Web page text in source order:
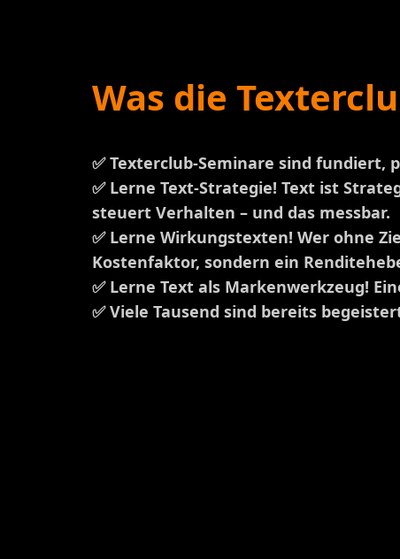
Was die
✅ Texterclub-Seminare sind fundiert,
✅ Lerne Text-Strategie! Text ist
steuert Verhalten – und das messbar.
✅ Lerne Wirkungstexten! Wer ohne
Kostenfaktor, sondern ein
✅ Lerne Text als Markenwerkzeug!
✅ Viele Tausend sind bereits